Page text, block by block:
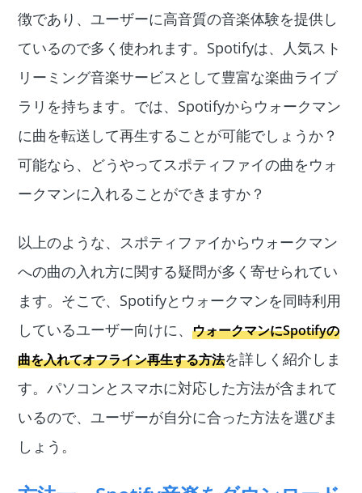
徴であり、ユーザーに高音質の音楽体験を提供し
ているので多く使われます。Spotifyは、人気スト
リーミング音楽サービスとして豊富な楽曲ライブ
ラリを持ちます。では、Spotifyからウォークマン
に曲を転送して再生することが可能でしょうか？
可能なら、どうやってスポティファイの曲をウォ
ークマンに入れることができますか？
以上のような、スポティファイからウォークマン
への曲の入れ方に関する疑問が多く寄せられてい
ます。そこで、Spotifyとウォークマンを同時利用
しているユーザー向けに、ウォークマンにSpotifyの
曲を入れてオフライン再生する方法を詳しく紹介しま
す。パソコンとスマホに対応した方法が含まれて
いるので、ユーザーが自分に合った方法を選びま
しょう。